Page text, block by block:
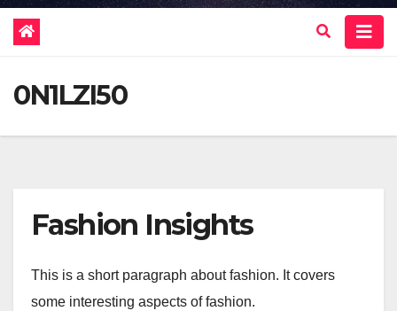
0N1LZI50
Fashion Insights
This is a short paragraph about fashion. It covers
some interesting aspects of fashion.